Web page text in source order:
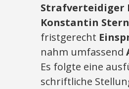
Strafverteidiger
Konstantin Stern
fristgerecht
nahm umfassend
Es folgte eine
schriftliche